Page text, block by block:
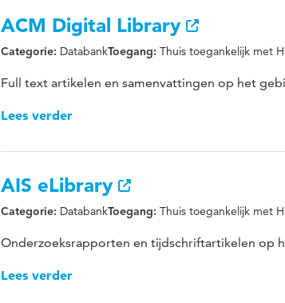
ACM Digital Library
Categorie: DatabankToegang: Thuis toegankelijk met
Full text artikelen en samenvattingen op het
Lees verder
AIS eLibrary
Categorie: DatabankToegang: Thuis toegankelijk met
Onderzoeksrapporten en tijdschriftartikelen op
Lees verder